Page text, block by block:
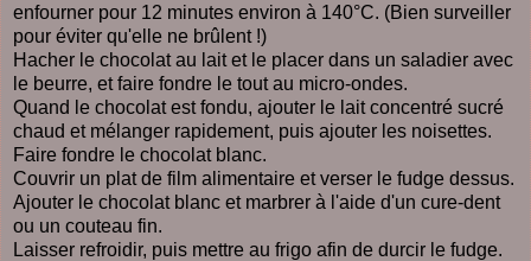
enfourner pour 12 minutes environ à 140°C. (Bien surveiller
pour éviter qu'elle ne brûlent !)
Hacher le chocolat au lait et le placer dans un saladier avec
le beurre, et faire fondre le tout au micro-ondes.
Quand le chocolat est fondu, ajouter le lait concentré sucré
chaud et mélanger rapidement, puis ajouter les noisettes.
Faire fondre le chocolat blanc.
Couvrir un plat de film alimentaire et verser le fudge dessus.
Ajouter le chocolat blanc et marbrer à l'aide d'un cure-dent
ou un couteau fin.
Laisser refroidir, puis mettre au frigo afin de durcir le fudge.